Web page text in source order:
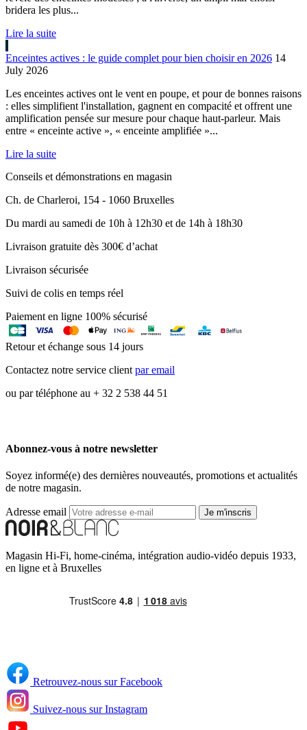
bridera les plus...
Lire la suite
Enceintes actives : le guide complet pour bien choisir en 2026 14
July 2026
Les enceintes actives ont le vent en poupe, et pour de bonnes raisons
: elles simplifient l'installation, gagnent en compacité et offrent une
amplification pensée sur mesure pour chaque haut-parleur. Mais
entre « enceinte active », « enceinte amplifiée »...
Lire la suite
Conseils et démonstrations en magasin
Ch. de Charleroi, 154 - 1060 Bruxelles
Du mardi au samedi de 10h à 12h30 et de 14h à 18h30
Livraison gratuite dès 300€ d’achat
Livraison sécurisée
Suivi de colis en temps réel
Paiement en ligne 100% sécurisé
Retour et échange sous 14 jours
Contactez notre service clientpar email
ou par téléphone au + 32 2 538 44 51
Abonnez-vous à notre newsletter
Soyez informé(e) des dernières nouveautés, promotions et actualités
de notre magasin.
Adresse email Je m'inscris
Magasin Hi-Fi, home-cinéma, intégration audio-vidéo depuis 1933,
en ligne et à Bruxelles
Retrouvez-nous sur Facebook
Suivez-nous sur Instagram